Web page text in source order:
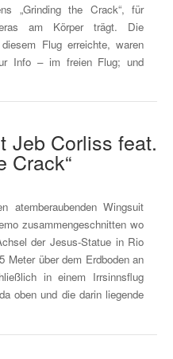
„Grinding the Crack“, für
am Körper trägt. Die
Flug erreichte, waren
Info – im freien Flug; und
Jeb Corliss feat.
Crack“
atemberaubenden Wingsuit
zusammengeschnitten wo
der Jesus-Statue in Rio
Meter über dem Erdboden an
in einem Irrsinnsflug
oben und die darin liegende